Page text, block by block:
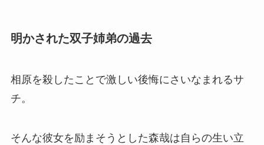
明かされた双子姉弟の過去
相原を殺したことで激しい後悔にさいなまれるサ
チ。
そんな彼女を励まそうとした森哉は自らの生い立